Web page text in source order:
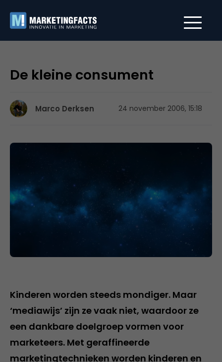
De kleine consument
Marco Derksen 24 november 2006, 15:18
Kinderen worden steeds mondiger. Maar
‘mediawijs’ zijn ze vaak niet, waardoor ze
een dankbare doelgroep vormen voor
marketeers. Met geraffineerde
marketingtechnieken worden kinderen en